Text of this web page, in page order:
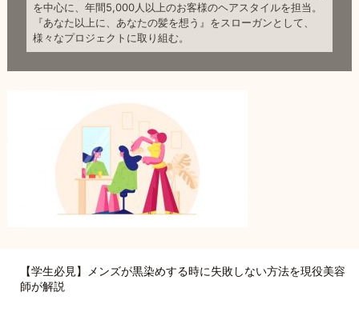
を中心に、年間5,000人以上のお客様のヘアスタイルを担当。
『あなた以上に、あなたの髪を想う』をスローガンとして、
様々なプロジェクトに取り組む。
【学生必見】メンズが黒染めする時に失敗しない方法を現役美容
師が解説